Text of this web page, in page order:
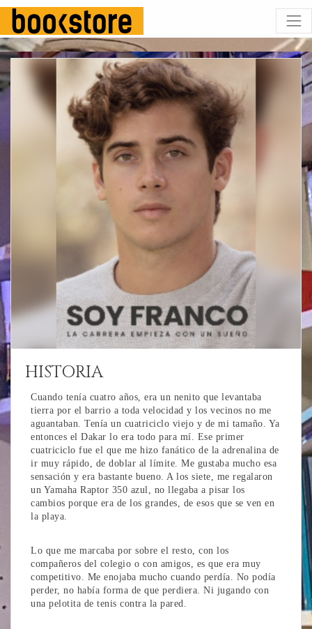
HISTORIA
Cuando tenía cuatro años, era un nenito que levantaba
tierra por el barrio a toda velocidad y los vecinos no me
aguantaban. Tenía un cuatriciclo viejo y de mi tamaño. Ya
entonces el Dakar lo era todo para mí. Ese primer
cuatriciclo fue el que me hizo fanático de la adrenalina de
ir muy rápido, de doblar al límite. Me gustaba mucho esa
sensación y era bastante bueno. A los siete, me regalaron
un Yamaha Raptor 350 azul, no llegaba a pisar los
cambios porque era de los grandes, de esos que se ven en
la playa.
Lo que me marcaba por sobre el resto, con los
compañeros del colegio o con amigos, es que era muy
competitivo. Me enojaba mucho cuando perdía. No podía
perder, no había forma de que perdiera. Ni jugando con
una pelotita de tenis contra la pared.